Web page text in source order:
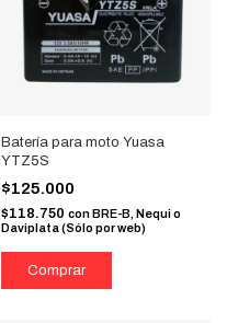
Batería para moto Yuasa
YTZ5S
$125.000
$118.750 con BRE-B, Nequi o
Daviplata (Sólo por web)